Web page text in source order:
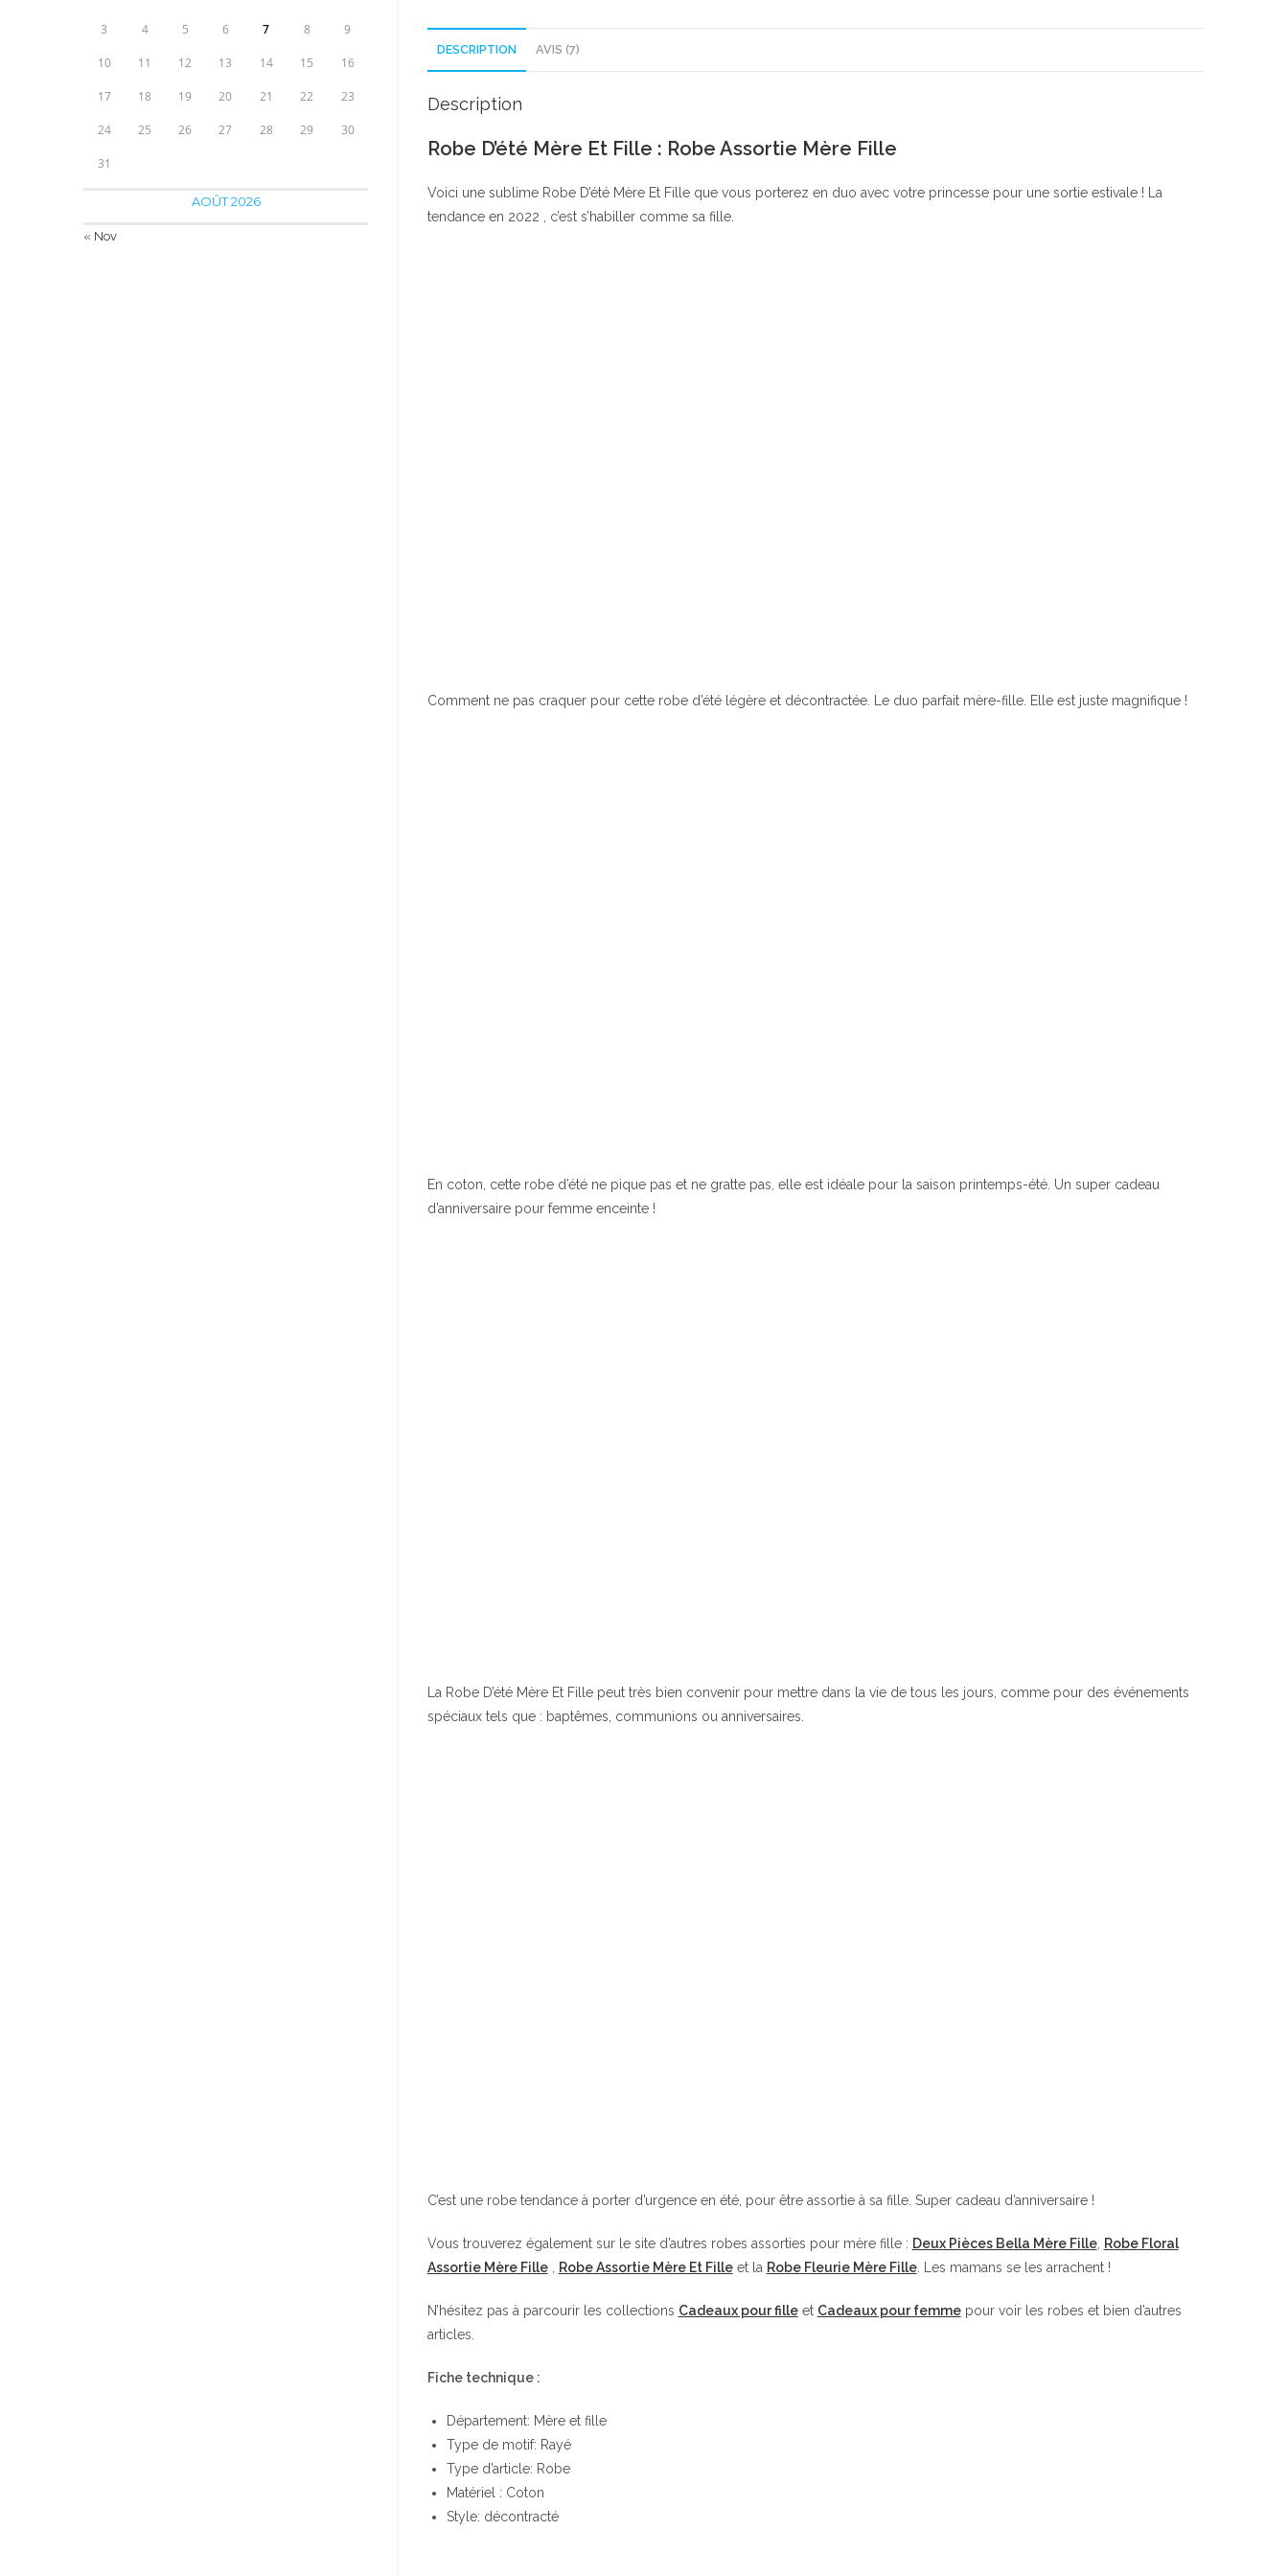
DESCRIPTION AVIS (7)
Description
Robe D’été Mère Et Fille : Robe Assortie Mère Fille
Voici une sublime Robe D’été Mère Et Fille que vous porterez en duo avec votre princesse pour une sortie estivale ! La
tendance en 2022 , c’est s’habiller comme sa fille.
Comment ne pas craquer pour cette robe d’été légère et décontractée. Le duo parfait mère-fille. Elle est juste magnifique !
En coton, cette robe d’été ne pique pas et ne gratte pas, elle est idéale pour la saison printemps-été. Un super cadeau
d’anniversaire pour femme enceinte !
La Robe D’été Mère Et Fille peut très bien convenir pour mettre dans la vie de tous les jours, comme pour des événements
spéciaux tels que : baptêmes, communions ou anniversaires.
C’est une robe tendance à porter d’urgence en été, pour être assortie à sa fille. Super cadeau d’anniversaire !
Vous trouverez également sur le site d’autres robes assorties pour mère fille : Deux Pièces Bella Mère Fille, Robe Floral
Assortie Mère Fille, Robe Assortie Mère Et Filleet la Robe Fleurie Mère Fille. Les mamans se les arrachent !
N’hésitez pas à parcourir les collections Cadeaux pour filleet Cadeaux pour femmepour voir les robes et bien d’autres
articles.
Fiche technique :
Département: Mère et fille
Type de motif: Rayé
Type d’article: Robe
Matériel : Coton
Style: décontracté
AOÛT 2026
3 4 5 6 7 8 9
10 11 12 13 14 15 16
17 18 19 20 21 22 23
24 25 26 27 28 29 30
31
« Nov